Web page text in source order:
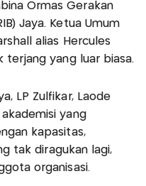
Ormas Gerakan
Jaya. Ketua Umum
alias Hercules
terjang yang luar biasa.
LP Zulfikar, Laode
yang
kapasitas,
tak diragukan lagi,
organisasi.